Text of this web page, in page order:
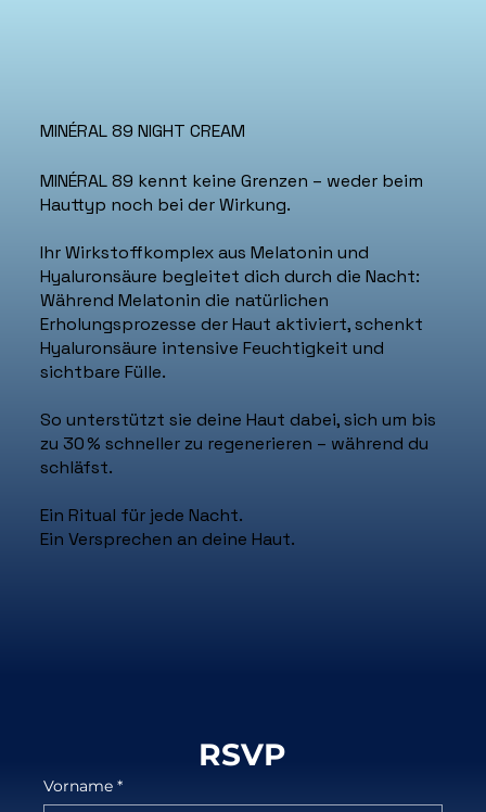
MINÉRAL 89 NIGHT CREAM
MINÉRAL 89 kennt keine Grenzen – weder beim
Hauttyp noch bei der Wirkung.
Ihr Wirkstoffkomplex aus Melatonin und
Hyaluronsäure begleitet dich durch die Nacht:
Während Melatonin die natürlichen
Erholungsprozesse der Haut aktiviert, schenkt
Hyaluronsäure intensive Feuchtigkeit und
sichtbare Fülle.
So unterstützt sie deine Haut dabei, sich um bis
zu 30 % schneller zu regenerieren – während du
schläfst.
Ein Ritual für jede Nacht.
Ein Versprechen an deine Haut.
RSVP
Vorname *